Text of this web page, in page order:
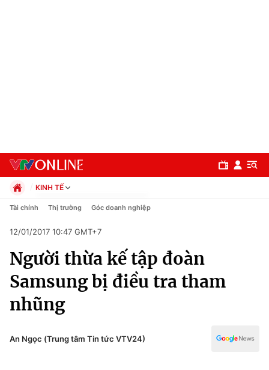
Chuyên mục
Chính trị
Xã hội
Pháp luật
KINH TẾ
Chính trị
Pháp luật
Kinh tế
Thể thao
Truyền hình
Văn hóa - Giải trí
Y tế
Công nghệ
Tài chính Thị trường Góc doanh nghiệp
12/01/2017 10:47 GMT+7
Người thừa kế tập đoàn
Samsung bị điều tra tham
nhũng
An Ngọc (Trung tâm Tin tức VTV24)